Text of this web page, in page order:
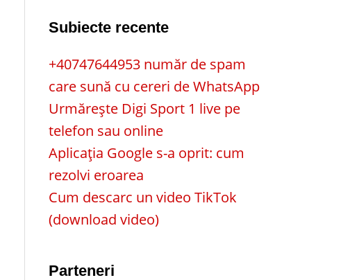
Subiecte recente
+40747644953 număr de spam
care sună cu cereri de WhatsApp
Urmărește Digi Sport 1 live pe
telefon sau online
Aplicația Google s-a oprit: cum
rezolvi eroarea
Cum descarc un video TikTok
(download video)
Parteneri